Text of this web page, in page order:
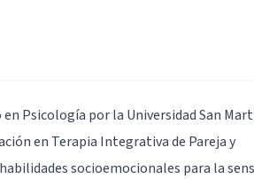
Psicología por la Universidad San
en Terapia Integrativa de Pareja y
socioemocionales para la